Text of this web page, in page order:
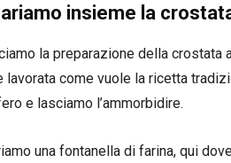
insieme la
la preparazione della
lavorata come vuole la ricetta
e lasciamo l’ammorbidire.
una fontanella di farina, qui